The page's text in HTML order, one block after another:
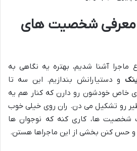
معرفی شخصیت های
آشنا شدیم، بهتره یه نگاهی به
و دستیارانش بندازیم. این سه تا
خاص خودشون رو دارن که کنار هم یه
رو تشکیل می دن. ران روی خیلی خوب
شخصیت ها، کاری کنه که نوجوان ها
و حس کنن بخشی از این ماجراها هستن.